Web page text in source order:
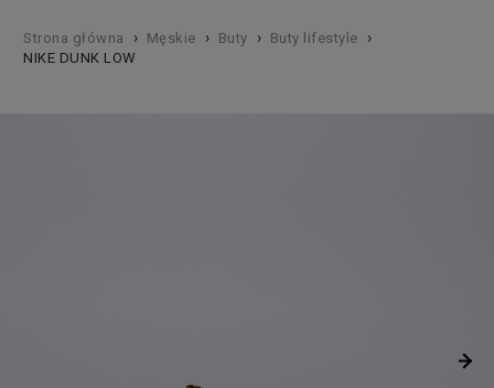
Strona główna › Męskie › Buty › Buty lifestyle ›
NIKE DUNK LOW